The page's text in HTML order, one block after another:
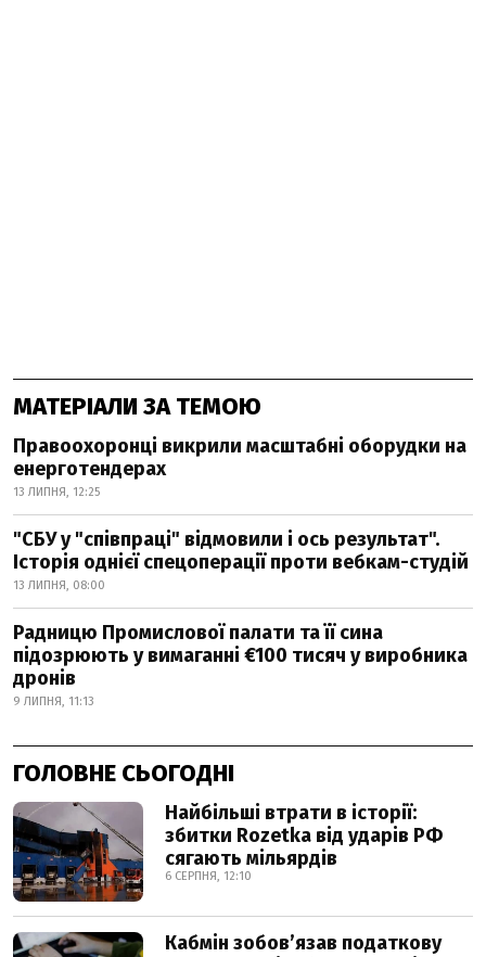
МАТЕРІАЛИ ЗА ТЕМОЮ
Правоохоронці викрили масштабні оборудки на
енерготендерах
13 ЛИПНЯ, 12:25
"СБУ у "співпраці" відмовили і ось результат".
Історія однієї спецоперації проти вебкам-студій
13 ЛИПНЯ, 08:00
Радницю Промислової палати та її сина
підозрюють у вимаганні €100 тисяч у виробника
дронів
9 ЛИПНЯ, 11:13
ГОЛОВНЕ СЬОГОДНІ
Найбільші втрати в історії:
збитки Rozetka від ударів РФ
сягають мільярдів
6 СЕРПНЯ, 12:10
Кабмін зобовʼязав податкову